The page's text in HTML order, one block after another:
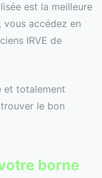
est la meilleure
accédez en
IRVE de
et totalement
le bon
borne